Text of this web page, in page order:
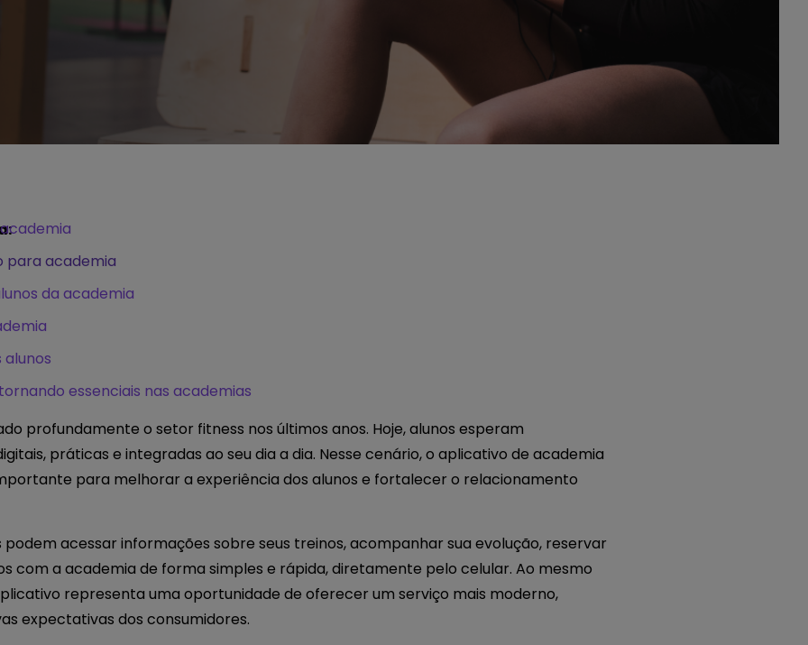
para academia
da academia
essenciais nas academias
profundamente o setor fitness nos últimos anos. Hoje, alunos esperam
práticas e integradas ao seu dia a dia. Nesse cenário, o aplicativo de academia
para melhorar a experiência dos alunos e fortalecer o relacionamento
podem acessar informações sobre seus treinos, acompanhar sua evolução, reservar
com a academia de forma simples e rápida, diretamente pelo celular. Ao mesmo
representa uma oportunidade de oferecer um serviço mais moderno,
expectativas dos consumidores.